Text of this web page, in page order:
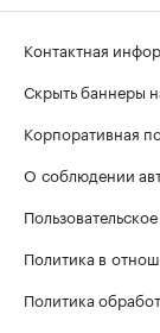
Контактная
Скрыть баннеры
Корпоративная
О соблюдении
Политика в
Политика